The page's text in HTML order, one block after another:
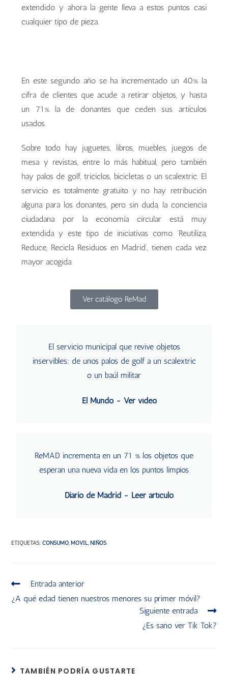
extendido y ahora la gente lleva a estos puntos casi
cualquier tipo de pieza.
En este segundo año se ha incrementado un 40% la
cifra de clientes que acude a retirar objetos, y hasta
un 71% la de donantes que ceden sus artículos
usados.
Sobre todo hay juguetes, libros, muebles, juegos de
mesa y revistas, entre lo más habitual, pero también
hay palos de golf, triciclos, bicicletas o un scalextric. El
servicio es totalmente gratuito y no hay retribución
alguna para los donantes, pero sin duda, la conciencia
ciudadana por la economía circular está muy
extendida y este tipo de iniciativas como ‘Reutiliza,
Reduce, Recicla Residuos en Madrid’, tienen cada vez
mayor acogida.
Ver catálogo ReMad
El servicio municipal que revive objetos
inservibles: de unos palos de golf a un scalextric
o un baúl militar
El Mundo - Ver vídeo
ReMAD incrementa en un 71 % los objetos que
esperan una nueva vida en los puntos limpios
Diario de Madrid - Leer artículo
ETIQUETAS:CONSUMO, MOVIL, NIÑOS
Entrada anterior
¿A qué edad tienen nuestros menores su primer móvil?
Siguiente entrada
¿Es sano ver Tik Tok?
TAMBIÉN PODRÍA GUSTARTE